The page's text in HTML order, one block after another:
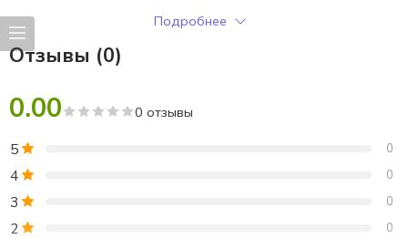
Подробнее
Отзывы (0)
0.00 0 отзывы
5 0
4 0
3 0
2 0